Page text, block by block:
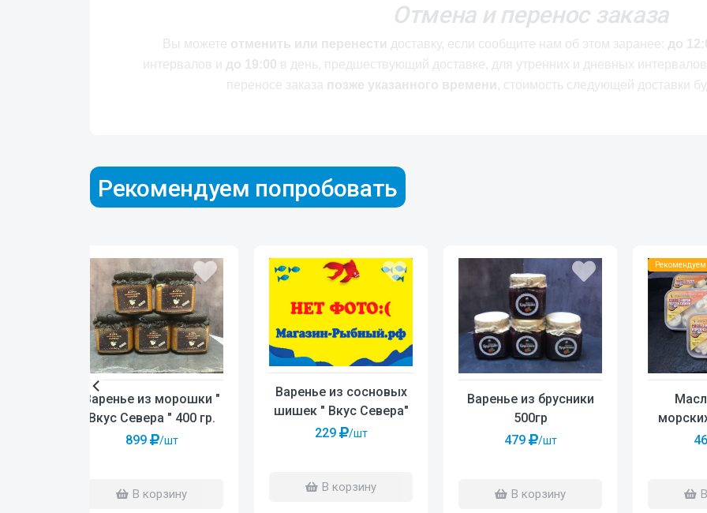
Отмена и перенос заказа
Вы можете отменить или перенести доставку, если сообщите нам об этом заранее: до
интервалов и до 19:00 в день, предшествующий доставке, для утренних и дневных
переносе заказа позже указанного времени , стоимость следующей доставки
Рекомендуем попробовать
Варенье из брусники
500гр
479
/шт
В корзину
Рекомендуем
Варенье из морошки "
Вкус Севера " 400 гр.
899
/шт
В корзину
Варенье из сосновых
шишек " Вкус Севера"
100 гр.
229 /шт
В корзину